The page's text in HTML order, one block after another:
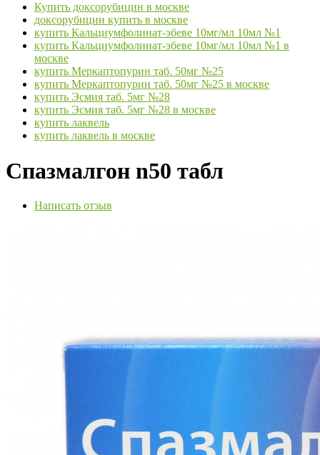
Купить доксорубицин в москве
доксорубицин купить в москве
купить Кальциумфолинат-эбеве 10мг/мл 10мл №1
купить Кальциумфолинат-эбеве 10мг/мл 10мл №1 в
москве
купить Меркаптопурин таб. 50мг №25
купить Меркаптопурин таб. 50мг №25 в москве
купить Эсмия таб. 5мг №28
купить Эсмия таб. 5мг №28 в москве
купить лаквель
купить лаквель в москве
Спазмалгон n50 табл
Написать отзыв